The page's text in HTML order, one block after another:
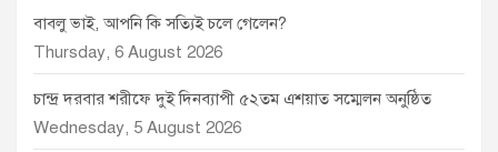
বাবলু ভাই, আপনি কি সত্যিই চলে গেলেন?
Thursday, 6 August 2026
চান্দ্র দরবার শরীফে দুই দিনব্যাপী ৫২তম এশয়াত সম্মেলন অনুষ্ঠিত
Wednesday, 5 August 2026